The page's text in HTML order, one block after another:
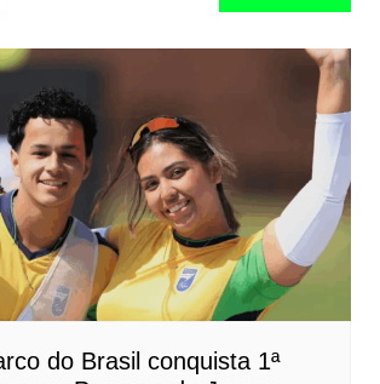
do Brasil conquista 1ª